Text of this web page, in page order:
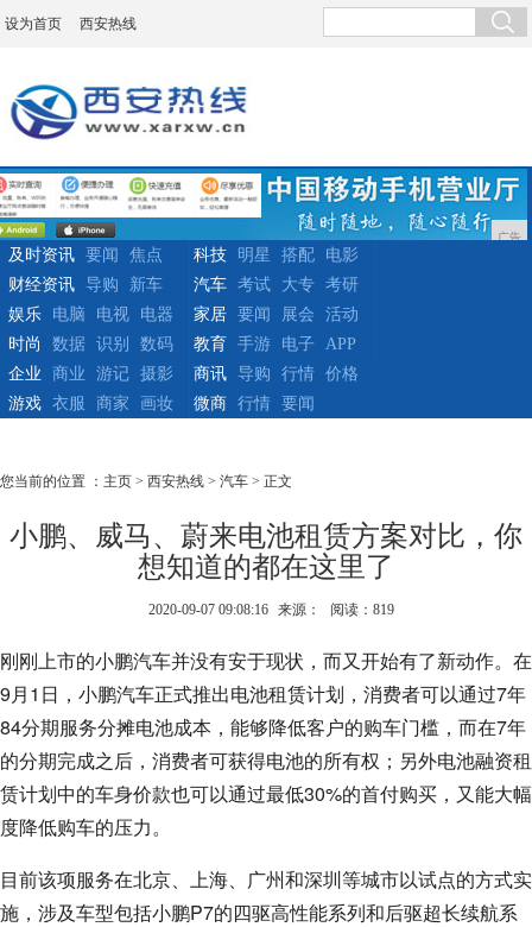
设为首页 西安热线
广告
及时资讯 要闻
焦点
财经资讯
导购 新车
科技 明星 搭配
电影
汽车
考试 大专
考研
娱乐
电脑 电视
电器
时尚
数据 识别 数码
家居 要闻 展会
活动
教育
手游 电子
APP
企业
商业 游记
摄影
游戏
衣服 商家 画妆
商讯 导购 行情
价格
微商
行情 要闻
您当前的位置 ： 主页 > 西安热线 > 汽车 > 正文
小鹏、威马、蔚来电池租赁方案对比，你
想知道的都在这里了
2020-09-07 09:08:16 来源： 阅读：819
刚刚上市的小鹏汽车并没有安于现状，而又开始有了新动作。在
9月1日，小鹏汽车正式推出电池租赁计划，消费者可以通过7年
84分期服务分摊电池成本，能够降低客户的购车门槛，而在7年
的分期完成之后，消费者可获得电池的所有权；另外电池融资租
赁计划中的车身价款也可以通过最低30%的首付购买，又能大幅
度降低购车的压力。
目前该项服务在北京、上海、广州和深圳等城市以试点的方式实
施，涉及车型包括小鹏P7的四驱高性能系列和后驱超长续航系